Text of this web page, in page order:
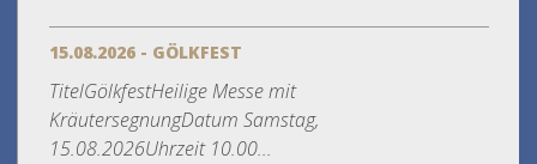
15.08.2026 - GÖLKFEST
TitelGölkfestHeilige Messe mit
KräutersegnungDatum Samstag,
15.08.2026Uhrzeit 10.00...